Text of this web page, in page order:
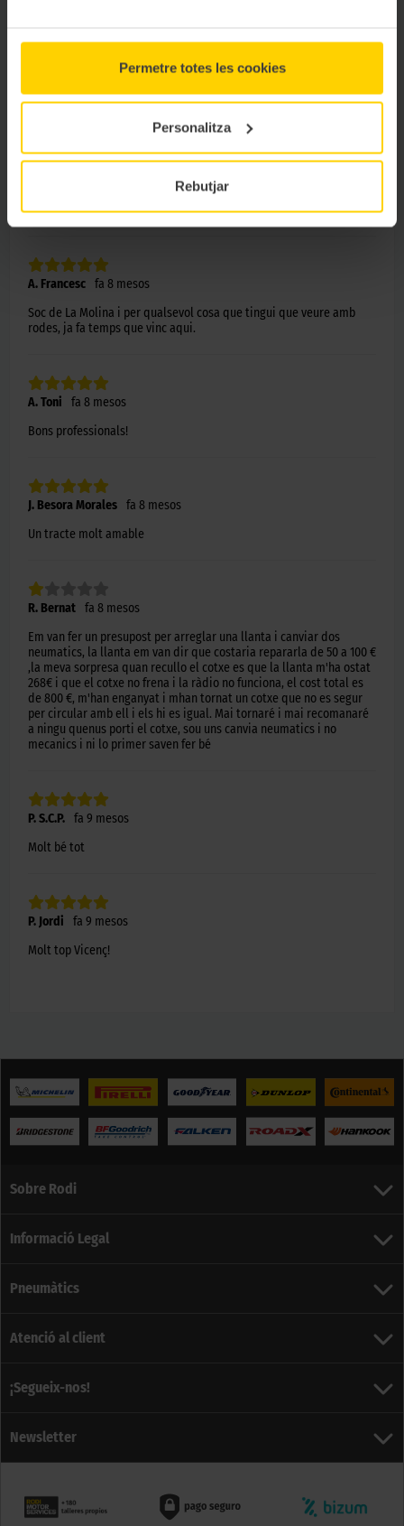
Permetre totes les cookies
Personalitza
Rebutjar
4.3ESTRELLES 6opinions
3estrelles 0%
1estrelles 17%
A. Francesc fa 8 mesos
Soc de La Molina i per qualsevol cosa que tingui que veure amb
rodes, ja fa temps que vinc aqui.
A. Toni
fa 8 mesos
Bons professionals!
J. Besora Morales fa 8 mesos
Un tracte molt amable
R. Bernat fa 8 mesos
Em van fer un presupost per arreglar una llanta i canviar dos
neumatics, la llanta em van dir que costaria repararla de 50 a 100 €
,la meva sorpresa quan recullo el cotxe es que la llanta m'ha ostat
268€ i que el cotxe no frena i la ràdio no funciona, el cost total es
de 800 €, m'han enganyat i mhan tornat un cotxe que no es segur
per circular amb ell i els hi es igual. Mai tornaré i mai recomanaré
a ningu quenus porti el cotxe, sou uns canvia neumatics i no
mecanics i ni lo primer saven fer bé
P. S.C.P. fa 9 mesos
Molt bé tot
P. Jordi
fa 9 mesos
Molt top Vicenç!
Sobre Rodi
Informació Legal
Pneumàtics
Atenció al client
¡Segueix-nos!
Newsletter